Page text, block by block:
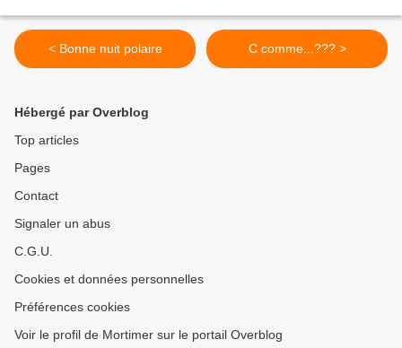
< Bonne nuit polaire C comme...??? >
Hébergé par Overblog
Top articles
Pages
Contact
Signaler un abus
C.G.U.
Cookies et données personnelles
Préférences cookies
Voir le profil de Mortimer sur le portail Overblog